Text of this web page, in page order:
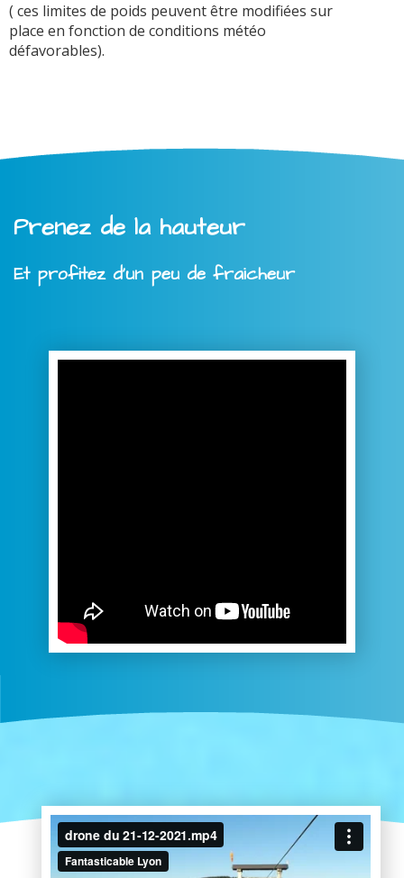
( ces limites de poids peuvent être modifiées sur
place en fonction de conditions météo
défavorables).
Prenez de la hauteur
Et profitez d'un peu de fraicheur